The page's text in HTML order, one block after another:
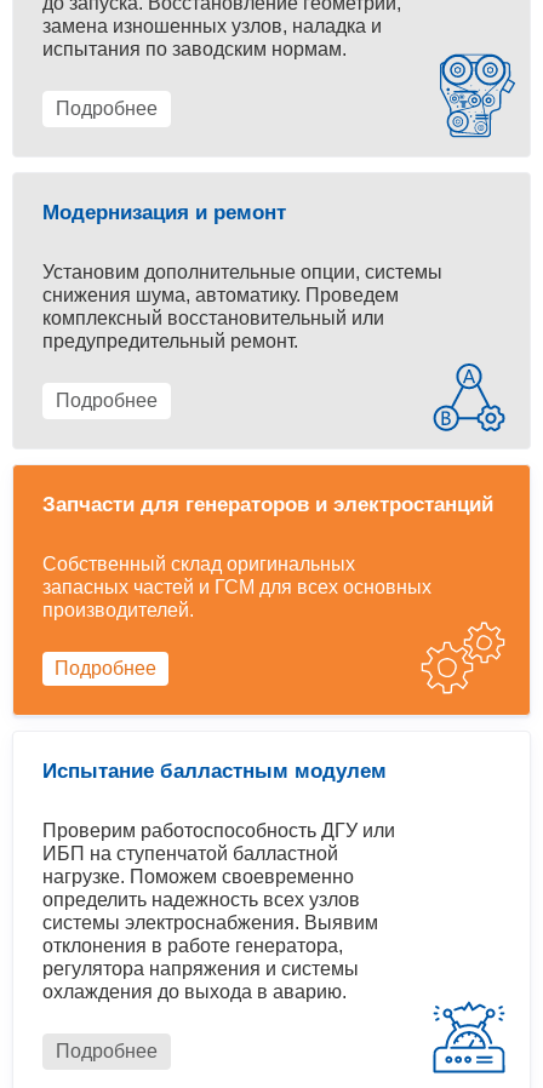
замена изношенных узлов, наладка и
испытания по заводским нормам.
Подробнее
Модернизация и ремонт
Установим дополнительные опции, системы
снижения шума, автоматику. Проведем
комплексный восстановительный или
предупредительный ремонт.
Подробнее
Запчасти для генераторов и электростанций
Собственный склад оригинальных
запасных частей и ГСМ для всех основных
производителей.
Подробнее
Испытание балластным модулем
Проверим работоспособность ДГУ или
ИБП на ступенчатой балластной
нагрузке. Поможем своевременно
определить надежность всех узлов
системы электроснабжения. Выявим
отклонения в работе генератора,
регулятора напряжения и системы
охлаждения до выхода в аварию.
Подробнее